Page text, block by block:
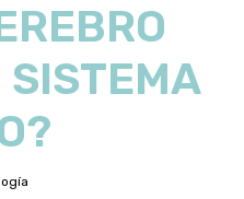
SISTEMA